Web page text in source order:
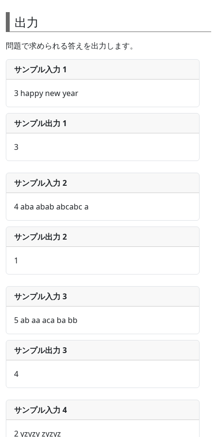
出力
問題で求められる答えを出力します。
サンプル入力 1
3 happy new year
サンプル出力 1
3
サンプル入力 2
4 aba abab abcabc a
サンプル出力 2
1
サンプル入力 3
5 ab aa aca ba bb
サンプル出力 3
4
サンプル入力 4
2 yzyzy zyzyz